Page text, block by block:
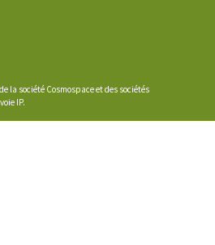
la société Cosmospace et des sociétés
IP.